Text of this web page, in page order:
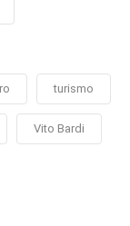
turismo
Vito Bardi